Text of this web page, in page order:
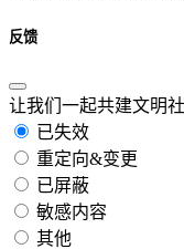
反馈
让我们一起共建文明
已失效
重定向&变更
已屏蔽
敏感内容
其他